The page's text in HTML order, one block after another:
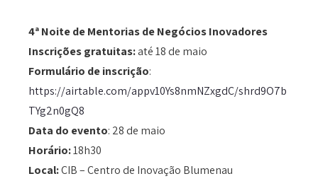
4ª Noite de Mentorias de Negócios Inovadores
Inscrições gratuitas:até 18 de maio
Formulário de inscrição:
https://airtable.com/appv10Ys8nmNZxgdC/shrd9O7b
TYg2n0gQ8
Data do evento: 28 de maio
Horário:18h30
Local:CIB – Centro de Inovação Blumenau